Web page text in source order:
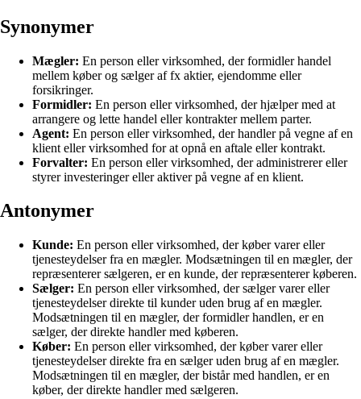
Synonymer
Mægler: En person eller virksomhed, der formidler handel
mellem køber og sælger af fx aktier, ejendomme eller
forsikringer.
Formidler: En person eller virksomhed, der hjælper med at
arrangere og lette handel eller kontrakter mellem parter.
Agent: En person eller virksomhed, der handler på vegne af en
klient eller virksomhed for at opnå en aftale eller kontrakt.
Forvalter: En person eller virksomhed, der administrerer eller
styrer investeringer eller aktiver på vegne af en klient.
Antonymer
Kunde: En person eller virksomhed, der køber varer eller
tjenesteydelser fra en mægler. Modsætningen til en mægler, der
repræsenterer sælgeren, er en kunde, der repræsenterer køberen.
Sælger: En person eller virksomhed, der sælger varer eller
tjenesteydelser direkte til kunder uden brug af en mægler.
Modsætningen til en mægler, der formidler handlen, er en
sælger, der direkte handler med køberen.
Køber: En person eller virksomhed, der køber varer eller
tjenesteydelser direkte fra en sælger uden brug af en mægler.
Modsætningen til en mægler, der bistår med handlen, er en
køber, der direkte handler med sælgeren.